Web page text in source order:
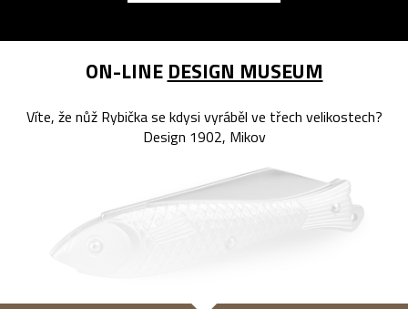
ON-LINE DESIGN MUSEUM
Víte, že nůž Rybička se kdysi vyráběl ve třech velikostech?
Design 1902, Mikov